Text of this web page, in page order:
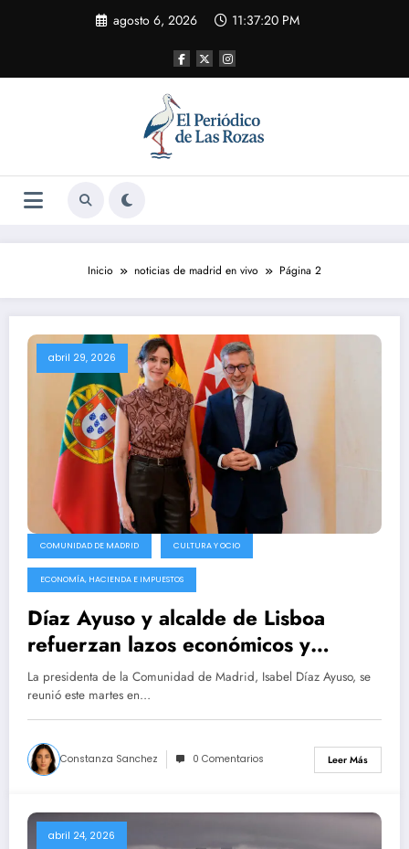
agosto 6, 2026 11:37:21 PM
Inicio noticias de madrid en vivo Página 2
abril 29, 2026
COMUNIDAD DE MADRID CULTURA Y OCIO
ECONOMÍA, HACIENDA E IMPUESTOS
Díaz Ayuso y alcalde de Lisboa
refuerzan lazos económicos y
culturales en la Real Casa de
Correos
La presidenta de la Comunidad de Madrid, Isabel Díaz Ayuso, se
reunió este martes en…
Constanza Sanchez 0 Comentarios Leer Más
abril 24, 2026